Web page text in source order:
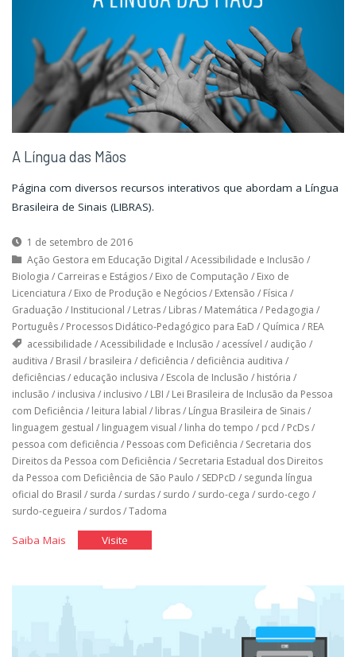
A Língua das Mãos
Página com diversos recursos interativos que abordam a Língua
Brasileira de Sinais (LIBRAS).
1 de setembro de 2016
Ação Gestora em Educação Digital /Acessibilidade e Inclusão /
Biologia / Carreiras e Estágios/ Eixo de Computação / Eixo de
Licenciatura / Eixo de Produção e Negócios/ Extensão / Física /
Graduação / Institucional / Letras/ Libras/ Matemática / Pedagogia /
Português/ Processos Didático-Pedagógico para EaD / Química / REA
acessibilidade /Acessibilidade e Inclusão / acessível / audição /
auditiva / Brasil / brasileira / deficiência / deficiência auditiva /
deficiências/ educação inclusiva / Escola de Inclusão / história /
inclusão / inclusiva / inclusivo / LBI / Lei Brasileira de Inclusão da Pessoa
com Deficiência / leitura labial / libras/ Língua Brasileira de Sinais/
linguagem gestual / linguagem visual / linha do tempo / pcd / PcDs/
pessoa com deficiência / Pessoas com Deficiência / Secretaria dos
Direitos da Pessoa com Deficiência / Secretaria Estadual dos Direitos
da Pessoa com Deficiência de São Paulo / SEDPcD / segunda língua
oficial do Brasil / surda / surdas/ surdo / surdo-cega / surdo-cego /
surdo-cegueira / surdos/Tadoma
Saiba Mais"A
Visite"A